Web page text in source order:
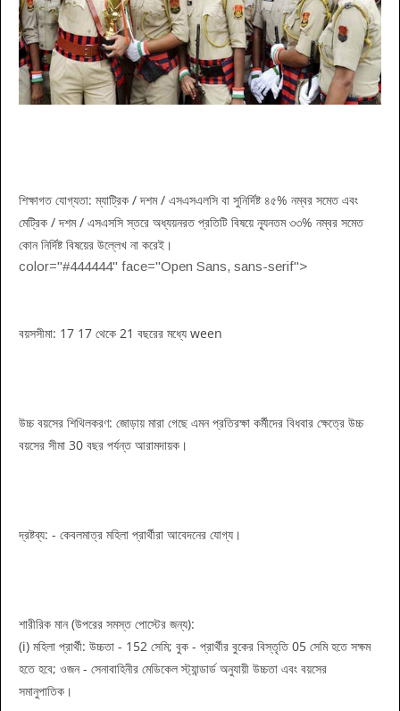
শিক্ষাগত যোগ্যতা: ম্যাট্রিক / দশম / এসএসএলসি বা সুনির্দিষ্ট ৪৫% নম্বর সমেত এবং
মেট্রিক / দশম / এসএসসি স্তরে অধ্যয়নরত প্রতিটি বিষয়ে ন্যূনতম ৩৩% নম্বর সমেত
কোন নির্দিষ্ট বিষয়ের উল্লেখ না করেই।
color="#444444" face="Open Sans, sans-serif">
বয়সসীমা: 17 17 থেকে 21 বছরের মধ্যে ween
উচ্চ বয়সের শিথিলকরণ: জোড়ায় মারা গেছে এমন প্রতিরক্ষা কর্মীদের বিধবার ক্ষেত্রে উচ্চ
বয়সের সীমা 30 বছর পর্যন্ত আরামদায়ক।
দ্রষ্টব্য: - কেবলমাত্র মহিলা প্রার্থীরা আবেদনের যোগ্য।
শারীরিক মান (উপরের সমস্ত পোস্টের জন্য):
(i) মহিলা প্রার্থী: উচ্চতা - 152 সেমি; বুক - প্রার্থীর বুকের বিস্তৃতি 05 সেমি হতে সক্ষম
হতে হবে; ওজন - সেনাবাহিনীর মেডিকেল স্ট্যান্ডার্ড অনুযায়ী উচ্চতা এবং বয়সের
সমানুপাতিক।